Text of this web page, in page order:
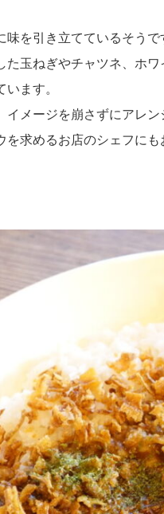
を引き立てているそうで
た玉ねぎやチャツネ、ホ
ます。
イメージを崩さずにアレ
を求めるお店のシェフに